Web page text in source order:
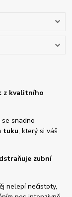
z kvalitního
se snadno
tuku, který si váš
zubní
nelepí nečistoty,